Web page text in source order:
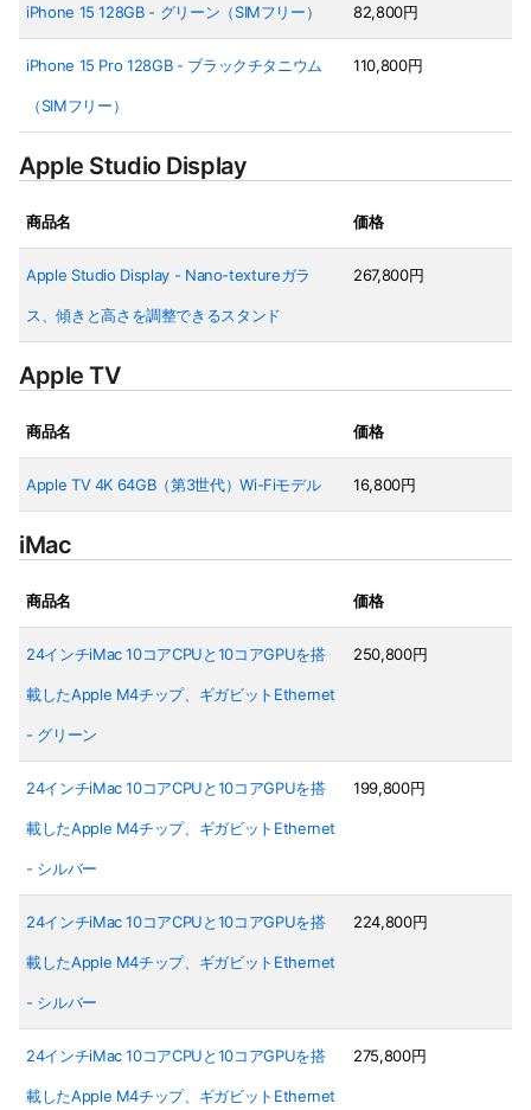
iPhone 15 128GB - グリーン（SIMフリー） 82,800円
iPhone 15 Pro 128GB - ブラックチタニウム
（SIMフリー）
110,800円
Apple Studio Display
商品名 価格
Apple Studio Display - Nano-textureガラ
ス、傾きと高さを調整できるスタンド
267,800円
Apple TV
商品名 価格
Apple TV 4K 64GB（第3世代）Wi-Fiモデル 16,800円
iMac
商品名 価格
24インチiMac 10コアCPUと10コアGPUを搭
載したApple M4チップ、ギガビットEthernet
- グリーン
250,800円
24インチiMac 10コアCPUと10コアGPUを搭
載したApple M4チップ、ギガビットEthernet
- シルバー
199,800円
24インチiMac 10コアCPUと10コアGPUを搭
載したApple M4チップ、ギガビットEthernet
- シルバー
224,800円
24インチiMac 10コアCPUと10コアGPUを搭
載したApple M4チップ、ギガビットEthernet
275,800円